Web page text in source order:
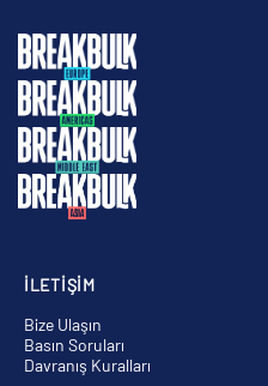
İLETİŞİM
Bize Ulaşın
Basın Soruları
Davranış Kuralları